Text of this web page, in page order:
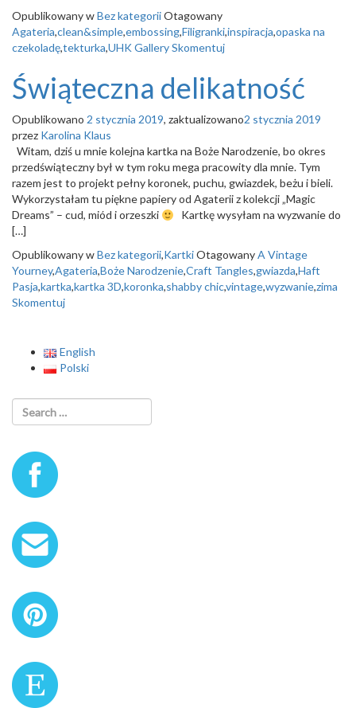
Opublikowany wBez kategoriiOtagowany
Agateria,clean&simple,embossing,Filigranki,inspiracja,opaska na
czekoladę,tekturka,UHK GallerySkomentuj
Świąteczna delikatność
Opublikowano 2 stycznia 2019, zaktualizowano2 stycznia 2019
przez Karolina Klaus
Witam, dziś u mnie kolejna kartka na Boże Narodzenie, bo okres
przedświąteczny był w tym roku mega pracowity dla mnie. Tym
razem jest to projekt pełny koronek, puchu, gwiazdek, beżu i bieli.
Wykorzystałam tu piękne papiery od Agaterii z kolekcji „Magic
Dreams” – cud, miód i orzeszki
Kartkę wysyłam na wyzwanie do
[…]
Opublikowany wBez kategorii,KartkiOtagowanyA Vintage
Yourney,Agateria,Boże Narodzenie,Craft Tangles,gwiazda,Haft
Pasja,kartka,kartka 3D,koronka,shabby chic,vintage,wyzwanie,zima
Skomentuj
English
Polski